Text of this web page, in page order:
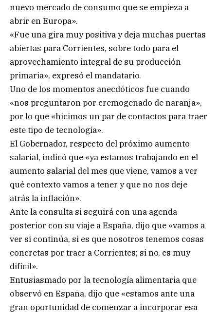
nuevo mercado de consumo que se empieza a
abrir en Europa».
«Fue una gira muy positiva y deja muchas puertas
abiertas para Corrientes, sobre todo para el
aprovechamiento integral de su producción
primaria», expresó el mandatario.
Uno de los momentos anecdóticos fue cuando
«nos preguntaron por cremogenado de naranja»,
por lo que «hicimos un par de contactos para traer
este tipo de tecnología».
El Gobernador, respecto del próximo aumento
salarial, indicó que «ya estamos trabajando en el
aumento salarial del mes que viene, vamos a ver
qué contexto vamos a tener y que no nos deje
atrás la inflación».
Ante la consulta si seguirá con una agenda
posterior con su viaje a España, dijo que «vamos a
ver si continúa, si es que nosotros tenemos cosas
concretas por traer a Corrientes; si no, es muy
difícil».
Entusiasmado por la tecnología alimentaria que
observó en España, dijo que «estamos ante una
gran oportunidad de comenzar a incorporar esa